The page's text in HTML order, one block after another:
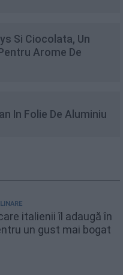
Si Ciocolata, Un
Arome De
In Folie De Aluminiu
italienii îl adaugă în
un gust mai bogat